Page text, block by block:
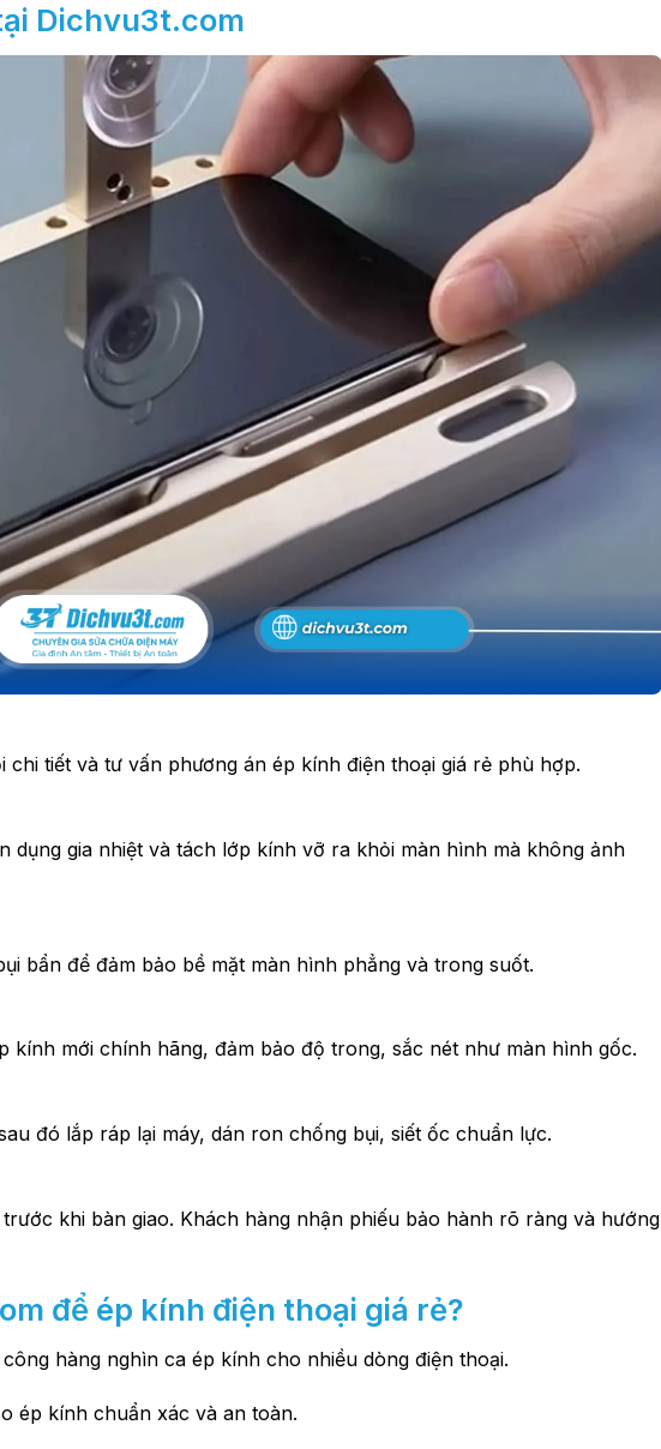
Dichvu3t.com
tiết và tư vấn phương án ép kính điện thoại giá rẻ phù hợp.
dụng gia nhiệt và tách lớp kính vỡ ra khỏi màn hình mà không ảnh
bẩn để đảm bảo bề mặt màn hình phẳng và trong suốt.
kính mới chính hãng, đảm bảo độ trong, sắc nét như màn hình gốc.
đó lắp ráp lại máy, dán ron chống bụi, siết ốc chuẩn lực.
khi bàn giao. Khách hàng nhận phiếu bảo hành rõ ràng và hướng
để ép kính điện thoại giá rẻ?
hàng nghìn ca ép kính cho nhiều dòng điện thoại.
ép kính chuẩn xác và an toàn.